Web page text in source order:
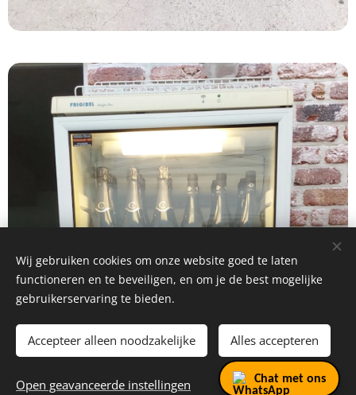
Wij gebruiken cookies om onze website goed te laten
functioneren en te beveiligen, en om je de best mogelijke
gebruikerservaring te bieden.
Accepteer alleen noodzakelijke Alles accepteren
Open geavanceerde instellingen Chat met ons